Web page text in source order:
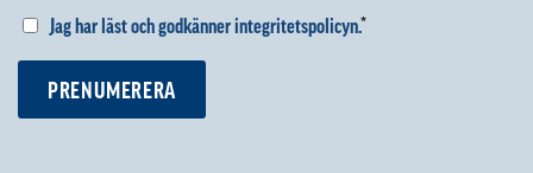
Jag har läst och godkänner integritetspolicyn.*
PRENUMERERA